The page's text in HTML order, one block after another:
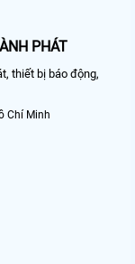
PHÁT
thiết bị báo động,
Chí Minh